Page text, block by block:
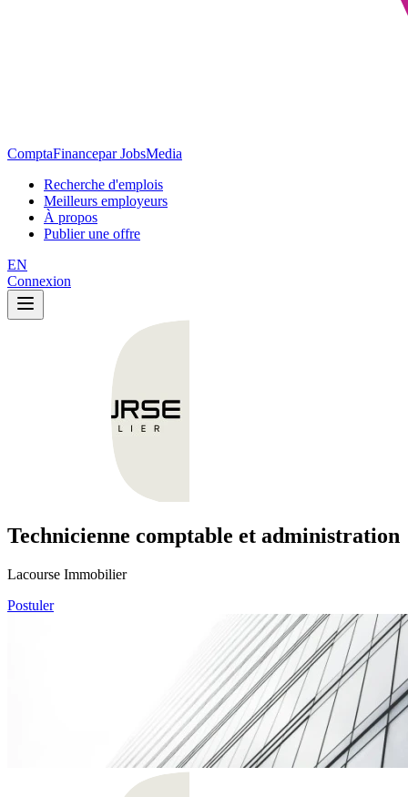
ComptaFinancepar JobsMedia
Recherche d'emplois
Meilleurs employeurs
À propos
Publier une offre
EN
Connexion
Technicienne comptable et administration
Lacourse Immobilier
Postuler